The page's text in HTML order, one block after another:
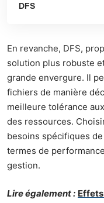
DFS
En revanche, DFS,
solution plus robuste
grande envergure. Il
fichiers de manière
meilleure tolérance
des ressources.
besoins spécifiques
termes de
gestion.
Lire également :